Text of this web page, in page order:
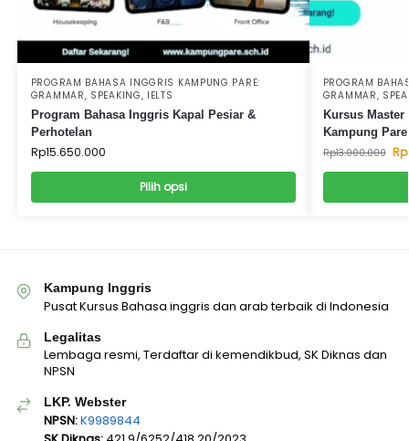
PROGRAM BAHASA INGGRIS KAMPUNG PARE:
GRAMMAR, SPEAKING, IELTS
Program Bahasa Inggris Kapal Pesiar &
Perhotelan
Rp15.650.000
Pilih opsi
PROGRAM
GRAMMAR,
Kursus
Kampung Pare
Rp13.000.000 Rp
Kampung Inggris
Pusat Kursus Bahasa inggris dan arab terbaik di Indonesia
Legalitas
Lembaga resmi, Terdaftar di kemendikbud, SK Diknas dan
NPSN
LKP. Webster
NPSN:K9989844